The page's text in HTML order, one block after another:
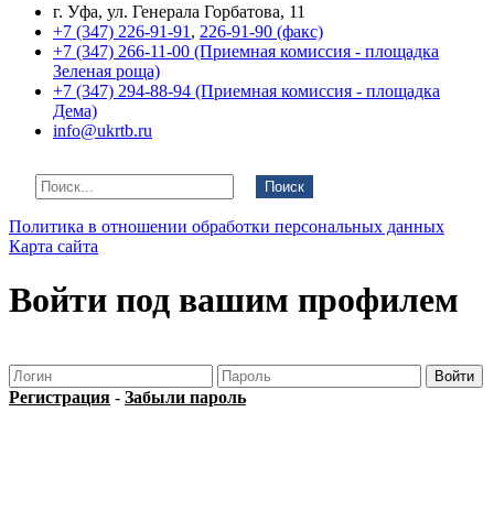
г. Уфа, ул. Генерала Горбатова, 11
+7 (347) 226-91-91 , 226-91-90 (факс)
+7 (347) 266-11-00 (Приемная комиссия - площадка
Зеленая роща)
+7 (347) 294-88-94 (Приемная комиссия - площадка
Дема)
info@ukrtb.ru
Поиск
Политика в отношении обработки персональных данных
Карта сайта
Войти под вашим профилем
Регистрация - Забыли пароль